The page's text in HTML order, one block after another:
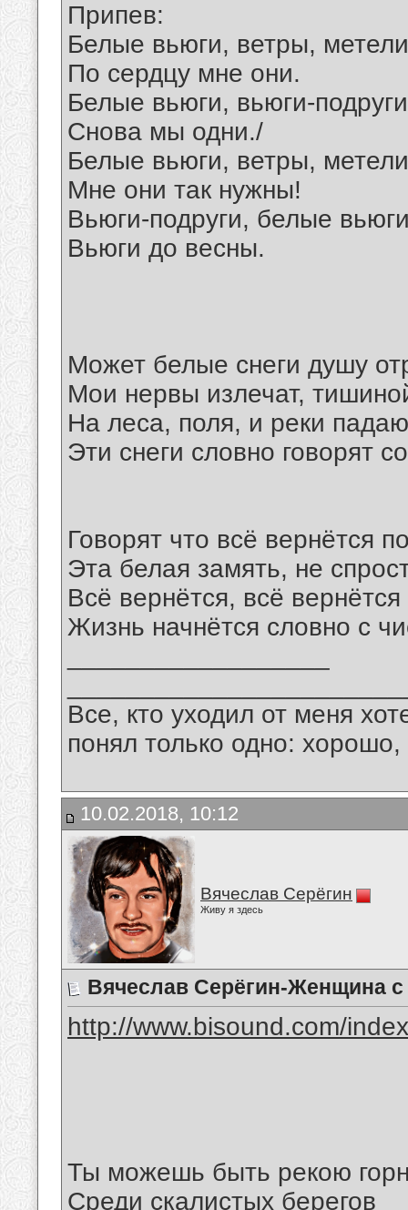
Припев:
Белые вьюги, ветры,
По сердцу мне они.
Белые вьюги, вьюги-
Снова мы одни./
Белые вьюги, ветры,
Мне они так нужны!
Вьюги-подруги, белые
Вьюги до весны.
Может белые снеги душу
Мои нервы излечат,
На леса, поля, и реки
Эти снеги словно говорят
Говорят что всё вернётся
Эта белая замять, не
Всё вернётся, всё
Жизнь начнётся словно с
Все, кто уходил от меня
понял только одно:
10.02.2018, 10:12
Вячеслав Серёгин
Живу я здесь
Вячеслав Серёгин-Женщина
http://www.bisound.com/
Ты можешь быть рекою
Среди скалистых берегов